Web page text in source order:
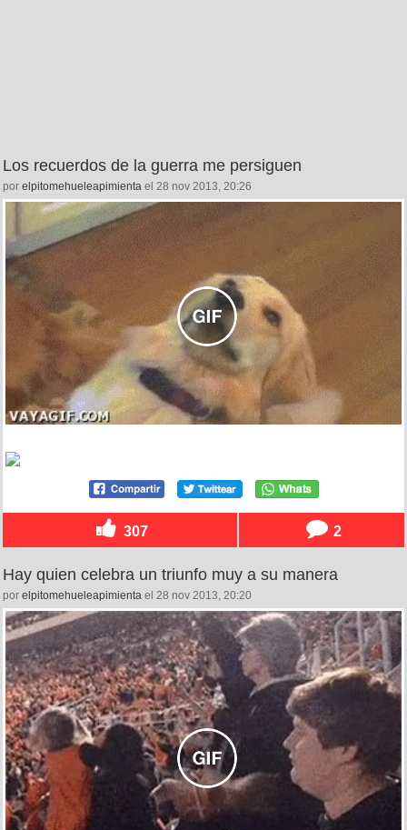
Los recuerdos de la guerra me persiguen
por elpitomehueleapimienta el 28 nov 2013, 20:26
307 2
Hay quien celebra un triunfo muy a su manera
por elpitomehueleapimienta el 28 nov 2013, 20:20